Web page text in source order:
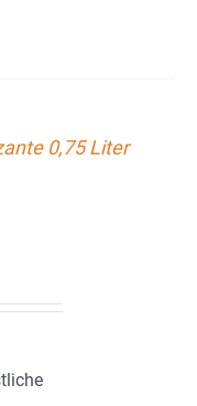
0,75 Liter